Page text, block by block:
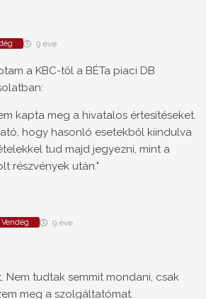
9 éve
a KBC-től a BÉTa piaci DB
kapta meg a hivatalos értesítéseket.
hogy hasonló esetekből kiindulva
tud majd jegyezni, mint a
részvények után."
Vendég 9 éve
Nem tudtak semmit mondani, csak
meg a szolgáltatómat.